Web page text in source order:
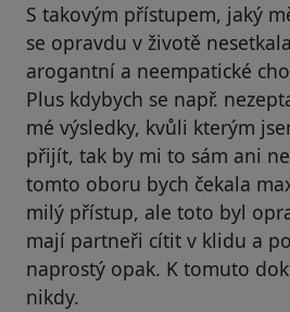
S takovým přístupem, jaký
se opravdu v životě
arogantní a neempatické
Plus kdybych se např.
mé výsledky, kvůli kterým
přijít, tak by mi to sám ani
tomto oboru bych čekala
milý přístup, ale toto byl
mají partneři cítit v klidu a
naprostý opak. K tomuto
nikdy.